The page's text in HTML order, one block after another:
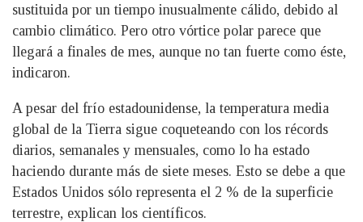
sustituida por un tiempo inusualmente cálido, debido al
cambio climático. Pero otro vórtice polar parece que
llegará a finales de mes, aunque no tan fuerte como éste,
indicaron.
A pesar del frío estadounidense, la temperatura media
global de la Tierra sigue coqueteando con los récords
diarios, semanales y mensuales, como lo ha estado
haciendo durante más de siete meses. Esto se debe a que
Estados Unidos sólo representa el 2 % de la superficie
terrestre, explican los científicos.